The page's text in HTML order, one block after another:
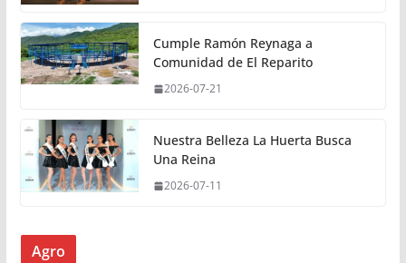
Cumple Ramón Reynaga a
Comunidad de El Reparito
2026-07-21
Nuestra Belleza La Huerta Busca
Una Reina
2026-07-11
Agro